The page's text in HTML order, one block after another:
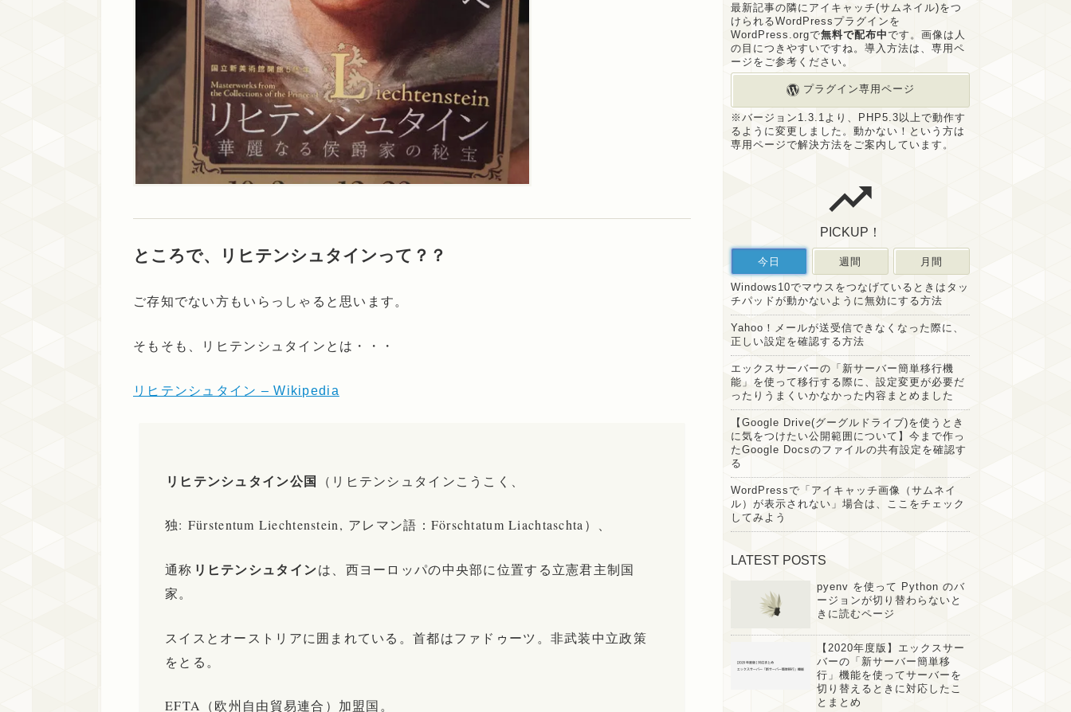
ところで、リヒテンシュタインって？？
ご存知でない方もいらっしゃると思います。
そもそも、リヒテンシュタインとは・・・
リヒテンシュタイン – Wikipedia
リヒテンシュタイン公国 （リヒテンシュタインこうこく、
独: Fürstentum Liechtenstein, アレマン語：Förschtatum Liachtaschta）、
通称 リヒテンシュタインは、西ヨーロッパの中央部に位置する立憲君主制国
家。
スイスとオーストリアに囲まれている。首都はファドゥーツ。非武装中立政策
をとる。
EFTA（欧州自由貿易連合）加盟国。
最新記事の隣にアイキャッチ(サムネイル)をつ
けられるWordPressプラグインを
WordPress.orgで無料で配布中です。画像は人
の目につきやすいですね。導入方法は、専用ペ
ージをご参考ください。
プラグイン専用ページ
※バージョン1.3.1より、PHP5.3以上で動作す
るように変更しました。動かない！という方は
専用ページで解決方法をご案内しています。
PICKUP！
今日 週間 月間
Windows10でマウスをつなげているときはタッ
チパッドが動かないように無効にする方法
Yahoo！メールが送受信できなくなった際に、
正しい設定を確認する方法
エックスサーバーの「新サーバー簡単移行機
能」を使って移行する際に、設定変更が必要だ
ったりうまくいかなかった内容まとめました
【Google Drive(グーグルドライブ)を使うとき
に気をつけたい公開範囲について】今まで作っ
たGoogle Docsのファイルの共有設定を確認す
る
WordPressで「アイキャッチ画像（サムネイ
ル）が表示されない」場合は、ここをチェック
してみよう
LATEST POSTS
pyenv を使って Python のバ
ージョンが切り替わらないと
きに読むページ
【2020年度版】エックスサー
バーの「新サーバー簡単移
行」機能を使ってサーバーを
切り替えるときに対応したこ
とまとめ